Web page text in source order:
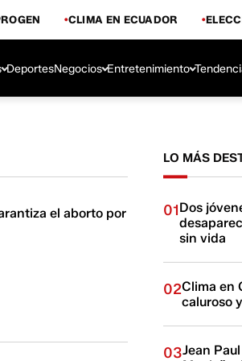
CLIMA EN ECUADOR
DeportesNegocios Entretenimiento
el aborto por
LO MÁS
01Dos
sin vida
02Clima en
caluroso
03Jean